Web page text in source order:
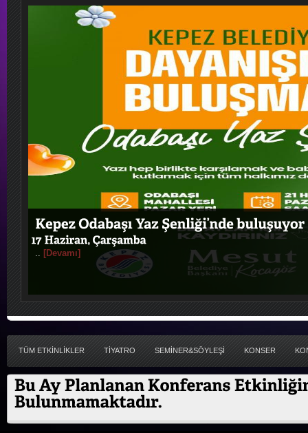
.. [Devamı]
TÜM ETKİNLİKLER TİYATRO SEMİNER&SÖYLEŞİ KONSER
ÖZEL ETKİNLİK